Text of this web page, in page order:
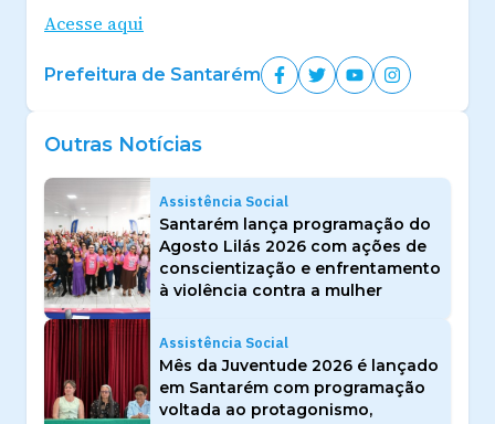
Acesse aqui
Prefeitura de Santarém
Outras Notícias
Assistência Social
Santarém lança programação do
Agosto Lilás 2026 com ações de
conscientização e enfrentamento
à violência contra a mulher
Assistência Social
Mês da Juventude 2026 é lançado
em Santarém com programação
voltada ao protagonismo,